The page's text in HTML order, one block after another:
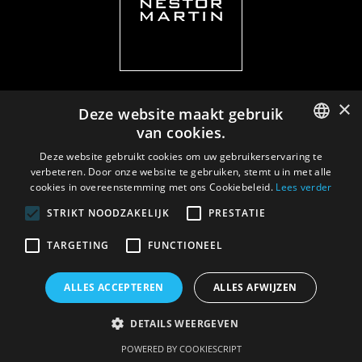
Privacy policy |Documents ENGLISH
×
Deze website maakt gebruik
van cookies.
Deze website gebruikt cookies om uw gebruikerservaring te
verbeteren. Door onze website te gebruiken, stemt u in met alle
cookies in overeenstemming met ons Cookiebeleid. Lees verder
STRIKT NOODZAKELIJK
PRESTATIE
TARGETING FUNCTIONEEL
ALLES ACCEPTEREN ALLES AFWIJZEN
DETAILS WEERGEVEN
POWERED BY COOKIESCRIPT